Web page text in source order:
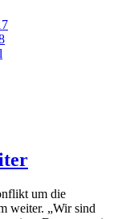
um die
weiter. „Wir sind